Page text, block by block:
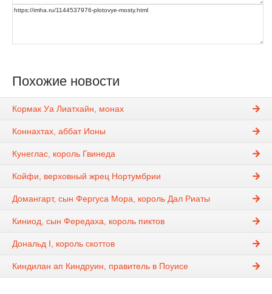
Похожие новости
Кормак Уа Лиатхайн, монах
Коннахтах, аббат Ионы
Кунеглас, король Гвинеда
Койфи, верховный жрец Нортумбрии
Домангарт, сын Фергуса Мора, король Дал Риаты
Киниод, сын Фередаха, король пиктов
Дональд I, король скоттов
Киндилан ап Киндруин, правитель в Поуисе